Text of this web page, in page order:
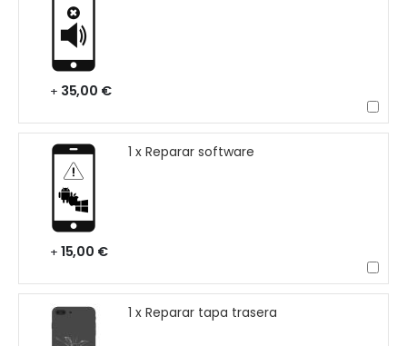
+ 35,00 €
1 x Reparar software
+ 15,00 €
1 x Reparar tapa trasera